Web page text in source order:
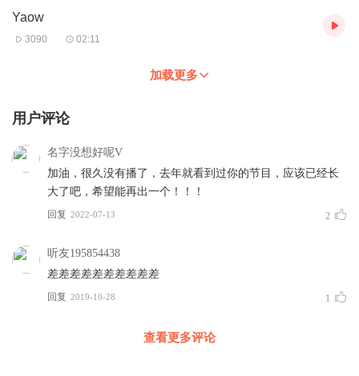
Yaow
3090 02:11
加载更多
用户评论
名字没想好呢V
加油，很久没有播了，去年就看到过你的节目，应该已经长
大了吧，希望能再出一个！！！
回复 2022-07-13 2
听友195854438
差差差差差差差差差差
回复 2019-10-28 1
查看更多评论